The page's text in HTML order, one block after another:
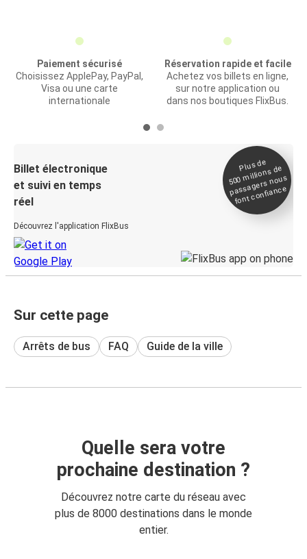
Paiement sécurisé
Choisissez ApplePay, PayPal,
Visa ou une carte
internationale
Réservation rapide et facile
Achetez vos billets en ligne,
sur notre application ou
dans nos boutiques FlixBus.
Billet électronique
et suivi en temps
réel
Découvrez l'application FlixBus
Plus de
500
millions de
passagers nous
font confiance
Sur cette page
Arrêts de bus FAQ Guide de la ville
Quelle sera votre
prochaine destination ?
Découvrez notre carte du réseau avec
plus de 8000 destinations dans le monde
entier.